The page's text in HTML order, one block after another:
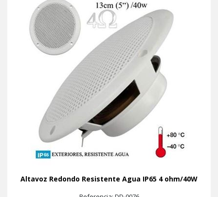
Altavoz Redondo Resistente Agua IP65 4 ohm/40W